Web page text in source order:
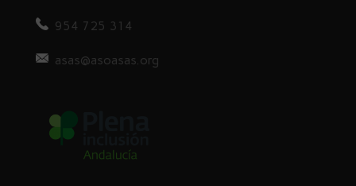
954 725 314
asas@asoasas.org